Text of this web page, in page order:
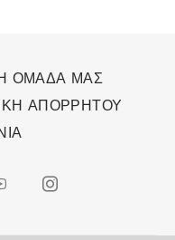
ΟΜΑΔΑ ΜΑΣ
ΑΠΟΡΡΗΤΟΥ